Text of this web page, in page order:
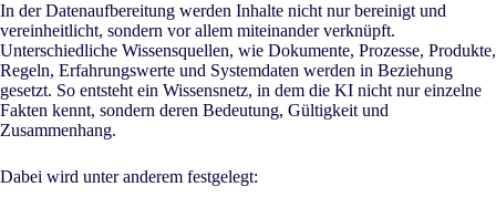
In der Datenaufbereitung werden Inhalte nicht nur bereinigt und
vereinheitlicht, sondern vor allem miteinander verknüpft.
Unterschiedliche Wissensquellen, wie Dokumente, Prozesse, Produkte,
Regeln, Erfahrungswerte und Systemdaten werden in Beziehung
gesetzt. So entsteht ein Wissensnetz, in dem die KI nicht nur einzelne
Fakten kennt, sondern deren Bedeutung, Gültigkeit und
Zusammenhang.
Dabei wird unter anderem festgelegt: